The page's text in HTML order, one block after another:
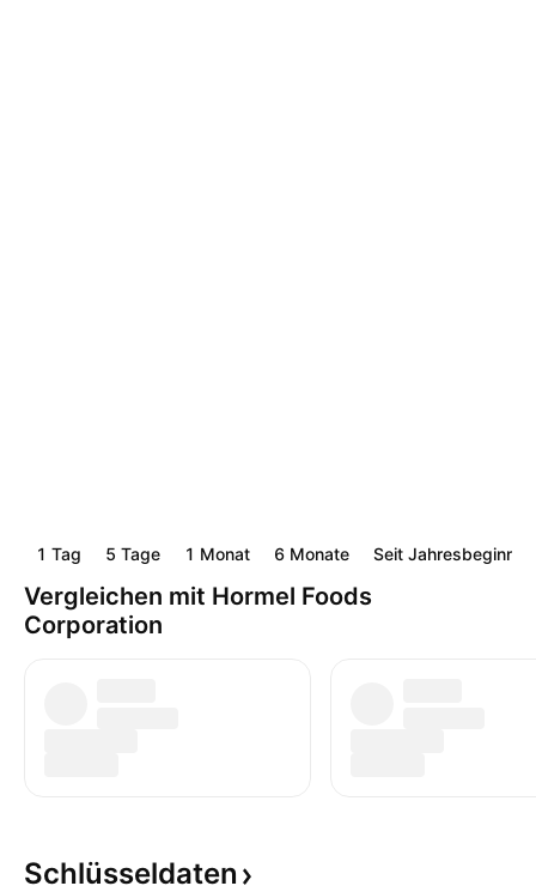
1 Tag 5 Tage 1 Monat 6 Monate Seit Jahresbeginn
Vergleichen mit Hormel Foods
Corporation
Schlüsseldaten